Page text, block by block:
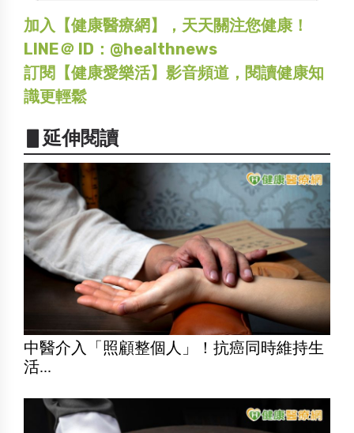
加入【健康醫療網】，天天關注您健康！
LINE＠ ID：@healthnews
訂閱【健康愛樂活】影音頻道，閱讀健康知
識更輕鬆
▋延伸閱讀
中醫介入「照顧整個人」！抗癌同時維持生
活...